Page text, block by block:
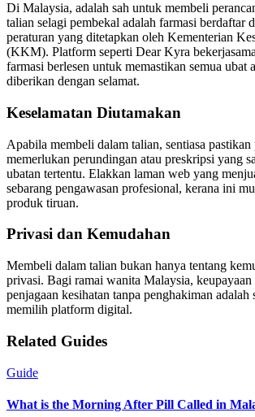
Di Malaysia, adalah sah untuk membeli
talian selagi pembekal adalah farmasi berdaftar
peraturan yang ditetapkan oleh Kementerian
(KKM). Platform seperti Dear Kyra
farmasi berlesen untuk memastikan semua ubat
diberikan dengan selamat.
Keselamatan Diutamakan
Apabila membeli dalam talian, sentiasa
memerlukan perundingan atau preskripsi yang
ubatan tertentu. Elakkan laman web yang
sebarang pengawasan profesional, kerana ini
produk tiruan.
Privasi dan Kemudahan
Membeli dalam talian bukan hanya tentang
privasi. Bagi ramai wanita Malaysia, keupayaan
penjagaan kesihatan tanpa penghakiman adalah
memilih platform digital.
Related Guides
Guide
What is the Morning After Pill Called in